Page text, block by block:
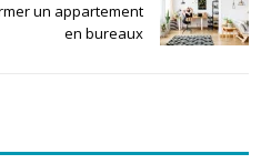
un appartement
en bureaux